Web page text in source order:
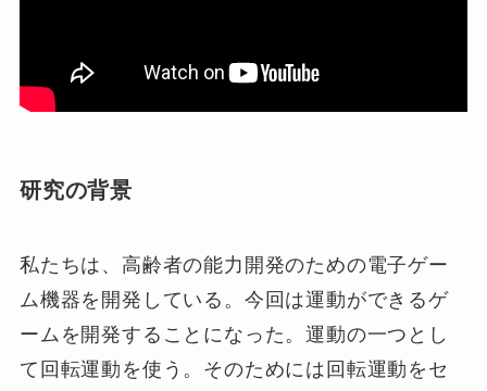
研究の背景
私たちは、高齢者の能力開発のための電子ゲー
ム機器を開発している。今回は運動ができるゲ
ームを開発することになった。運動の一つとし
て回転運動を使う。そのためには回転運動をセ